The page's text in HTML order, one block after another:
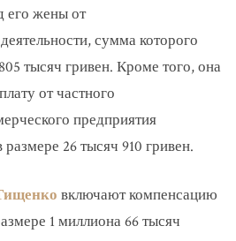
его жены от
сумма которого
тысяч гривен. Кроме того, она
от частного
предприятия
размере 26 тысяч 910 гривен.
включают компенсацию
1 миллиона 66 тысяч